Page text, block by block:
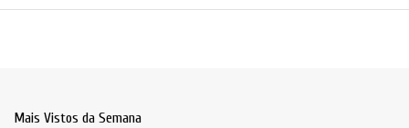
Mais Vistos da Semana